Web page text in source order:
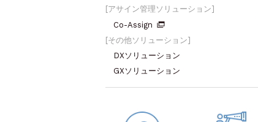
アサイン管理ソリューション
Co-Assign
その他ソリューション
DXソリューション
GXソリューション